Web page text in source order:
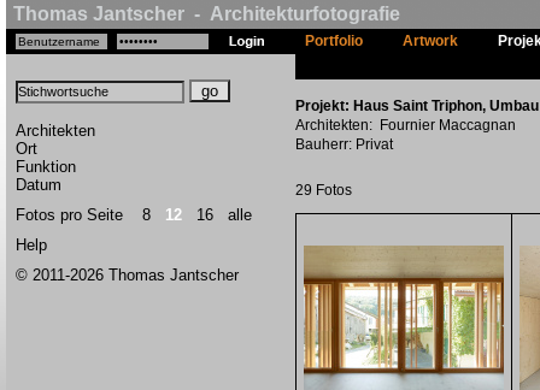
Thomas Jantscher - Architekturfotografie
Architekten
Ort
Funktion
Datum
Fotos pro Seite 8 12 16
alle
Help
© 2011-2026 Thomas Jantscher
Portfolio Artwork
Projekt: Haus Saint Triphon,
Architekten: Fournier Maccagnan
Bauherr: Privat
29 Fotos